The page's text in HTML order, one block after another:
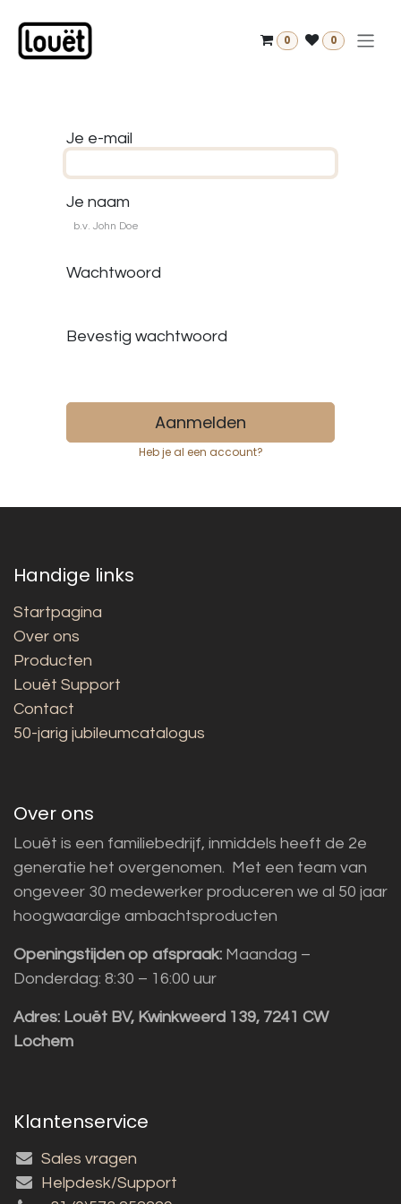
0 0
Je e-mail
Je naam
Wachtwoord
Bevestig wachtwoord
Aanmelden
Heb je al een account?
Handige links
Startpagina
Over ons
Producten
Louët Support
Contact
50-jarig jubileumcatalogus
Over ons
Louët is een familiebedrijf, inmiddels heeft de 2e
generatie het overgenomen. Met een team van
ongeveer 30 medewerker produceren we al 50 jaar
hoogwaardige ambachtsproducten
Openingstijden op afspraak: Maandag –
Donderdag: 8:30 – 16:00 uur
Adres: Louët BV, Kwinkweerd 139, 7241 CW
Lochem
Klantenservice
Sales vragen
Helpdesk/Support